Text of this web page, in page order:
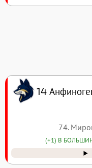
14
74.
(+1) В